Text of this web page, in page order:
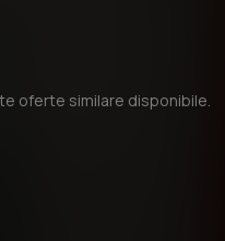
oferte similare disponibile.